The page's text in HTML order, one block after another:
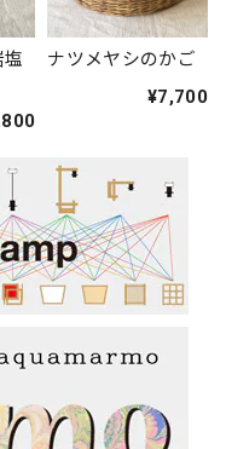
ナツメヤシのかご
¥7,700